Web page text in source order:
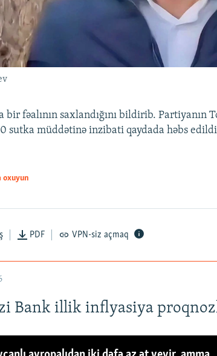
bir fəalının saxlandığını bildirib. Partiyanın
sutka müddətinə inzibati qaydada həbs
oxuyun
PDF VPN-siz açmaq
Bank illik inflyasiya